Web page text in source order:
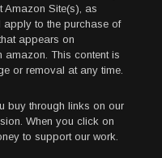
Amazon Site(s), as
to the purchase of
appears on
This content is
or removal at any time.
buy through links on our
When you click on
to support our work.